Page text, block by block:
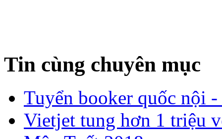
Tin cùng chuyên mục
Tuyển booker quốc nội
​Vietjet tung hơn 1 triệu